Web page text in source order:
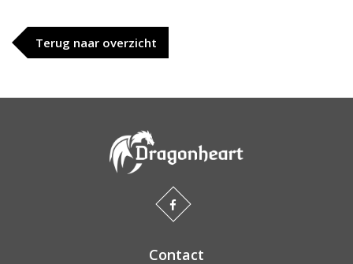
Terug naar overzicht
Contact